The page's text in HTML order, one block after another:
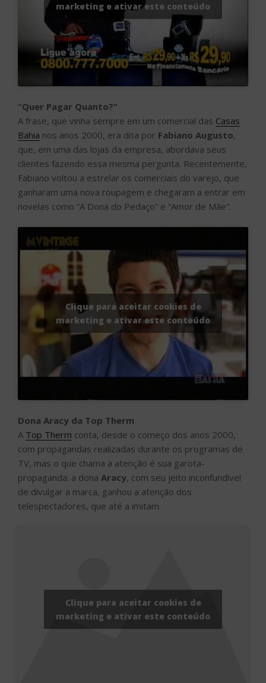
marketing e ativar este conteúdo
“Quer Pagar Quanto?”
A frase, que vinha sempre em um comercial das Casas
Bahia nos anos 2000, era dita por Fabiano Augusto,
que, em uma das lojas da empresa, abordava seus
clientes fazendo essa mesma pergunta. Recentemente,
Fabiano voltou a estrelar os comerciais do varejo, que
ganharam uma nova roupagem e chegaram a entrar em
novelas como “A Dona do Pedaço” e “Amor de Mãe”.
Clique para aceitar cookies de
marketing e ativar este conteúdo
Dona Aracy da Top Therm
A Top Therm conta, desde o começo dos anos 2000,
com propagandas realizadas durante os programas de
TV, mas o que chama a atenção é sua garota-
propaganda: a dona Aracy, com seu jeito inconfundível
de divulgar a marca, ganhou a atenção dos
telespectadores, que até a imitam.
Clique para aceitar cookies de
marketing e ativar este conteúdo